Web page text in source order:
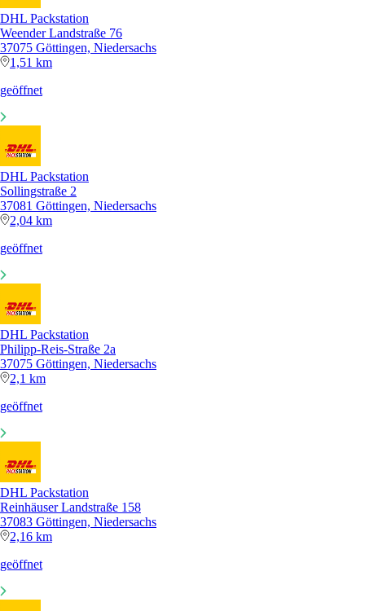
DHL Packstation
Weender Landstraße 76
37075 Göttingen, Niedersachs
1,51 km
geöffnet
DHL Packstation
Sollingstraße 2
37081 Göttingen, Niedersachs
2,04 km
geöffnet
DHL Packstation
Philipp-Reis-Straße 2a
37075 Göttingen, Niedersachs
2,1 km
geöffnet
DHL Packstation
Reinhäuser Landstraße 158
37083 Göttingen, Niedersachs
2,16 km
geöffnet